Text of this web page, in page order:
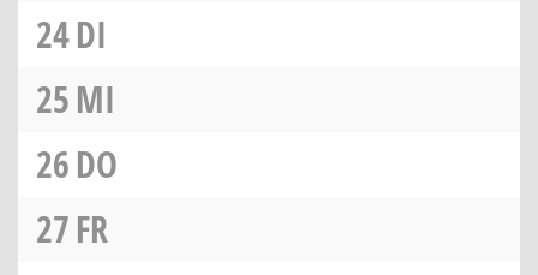
24DI
25MI
26DO
27FR